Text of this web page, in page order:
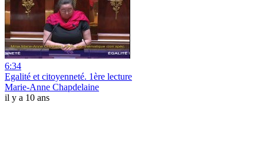
6:34
Egalité et citoyenneté. 1ère lecture
Marie-Anne Chapdelaine
il y a 10 ans